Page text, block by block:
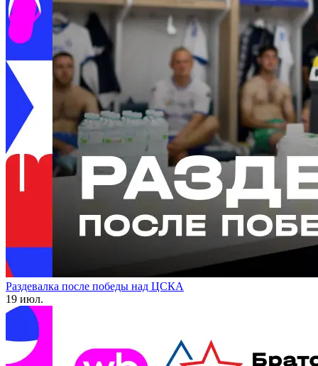
Раздевалка после победы над ЦСКА
19 июл.